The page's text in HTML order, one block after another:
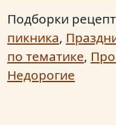
Подборки
пикника,
по тематике,
Недорогие